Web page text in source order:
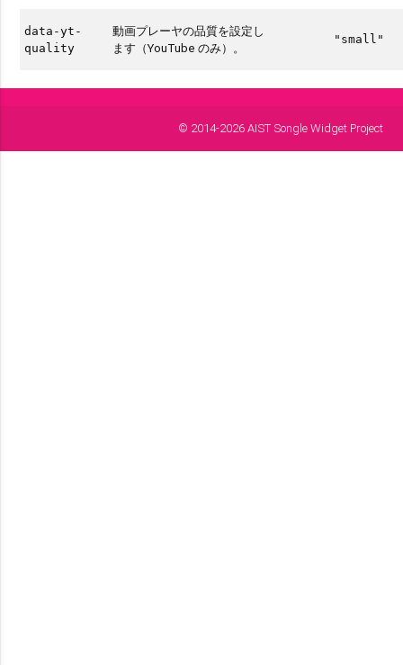
data-yt-
quality
動画プレーヤの品質を設定し
ます（YouTube のみ）。
"small"
© 2014-2026 AIST Songle Widget Project